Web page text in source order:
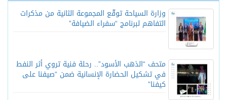
وزارة السياحة توقّع المجموعة الثانية من مذكرات
التفاهم لبرنامج “سفراء الضيافة”
متحف “الذهب الأسود”.. رحلة فنية تروي أثر النفط
في تشكيل الحضارة الإنسانية ضمن “صيفنا على
كيفنا”